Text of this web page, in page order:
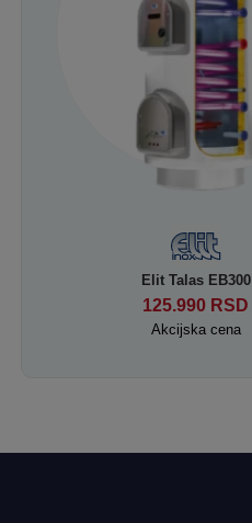
Elit Talas EB300
125.990 RSD
Akcijska cena